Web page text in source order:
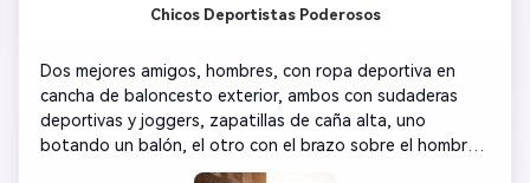
Chicos Deportistas Poderosos
Dos mejores amigos, hombres, con ropa deportiva en
cancha de baloncesto exterior, ambos con sudaderas
deportivas y joggers, zapatillas de caña alta, uno
botando un balón, el otro con el brazo sobre el hombro
del amigo, poses enérgicas, luz de atardecer, efecto de